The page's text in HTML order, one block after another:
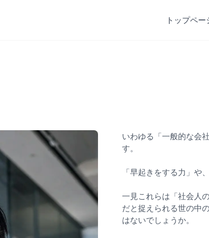
トップペー
いわゆる「一般的な会
す。
「早起きをする力」や
一見これらは「社会人
だと捉えられる世の中
はないでしょうか。